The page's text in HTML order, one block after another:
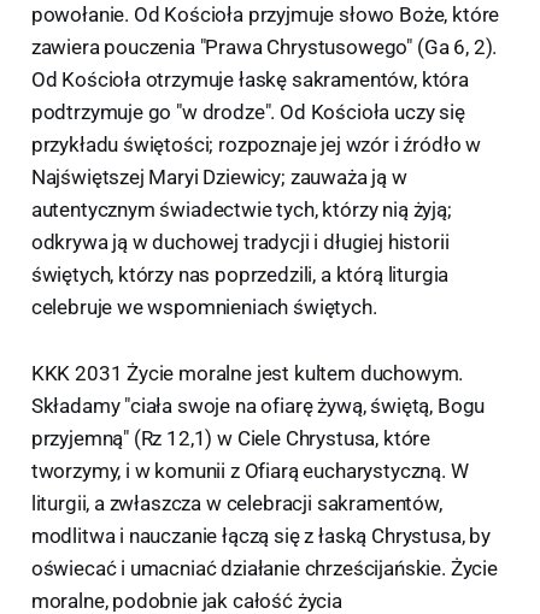
powołanie. Od Kościoła przyjmuje słowo Boże, które
zawiera pouczenia "Prawa Chrystusowego" (Ga 6, 2).
Od Kościoła otrzymuje łaskę sakramentów, która
podtrzymuje go "w drodze". Od Kościoła uczy się
przykładu świętości; rozpoznaje jej wzór i źródło w
Najświętszej Maryi Dziewicy; zauważa ją w
autentycznym świadectwie tych, którzy nią żyją;
odkrywa ją w duchowej tradycji i długiej historii
świętych, którzy nas poprzedzili, a którą liturgia
celebruje we wspomnieniach świętych.
KKK 2031 Życie moralne jest kultem duchowym.
Składamy "ciała swoje na ofiarę żywą, świętą, Bogu
przyjemną" (Rz 12,1) w Ciele Chrystusa, które
tworzymy, i w komunii z Ofiarą eucharystyczną. W
liturgii, a zwłaszcza w celebracji sakramentów,
modlitwa i nauczanie łączą się z łaską Chrystusa, by
oświecać i umacniać działanie chrześcijańskie. Życie
moralne, podobnie jak całość życia